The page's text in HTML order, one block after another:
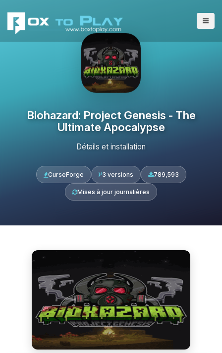
Biohazard: Project Genesis - The
Ultimate Apocalypse
Détails et installation
CurseForge 3 versions 789,593
Mises à jour journalières